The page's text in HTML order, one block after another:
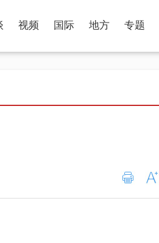
视频 国际 地方 专题